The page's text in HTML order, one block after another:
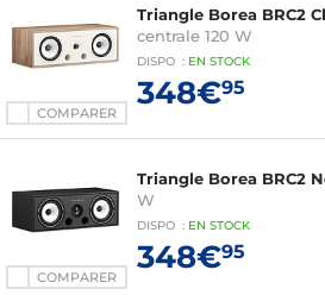
COMPARER
Triangle Borea BRC2
centrale 120 W
DISPO : EN STOCK
348€95
COMPARER
Triangle Borea BRC2
W
DISPO : EN STOCK
348€95